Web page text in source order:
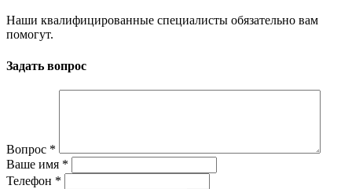
Наши квалифицированные специалисты обязательно вам
помогут.
Задать вопрос
Вопрос *
Ваше имя *
Телефон *